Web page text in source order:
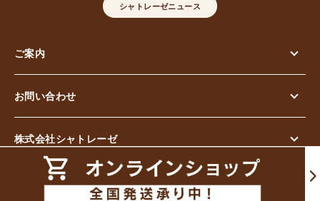
シャトレーゼニュース
ご案内
お問い合わせ
株式会社シャトレーゼ
© Chateraise Co.,Ltd. All Rights Reserved.